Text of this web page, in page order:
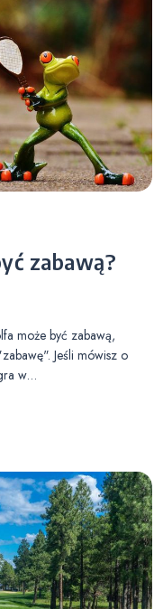
zabawą?
może być zabawą,
Jeśli mówisz o
w…